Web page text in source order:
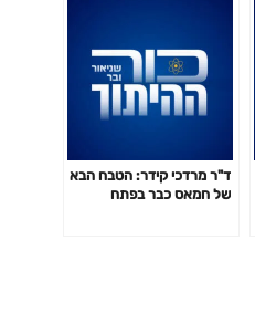
ד"ר מרדכי קידר: הטבח הבא
של חמאס כבר בפתח